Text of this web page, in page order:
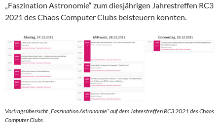
„Faszination Astronomie“ zum diesjährigen Jahrestreffen RC3
2021 des Chaos Computer Clubs beisteuern konnten.
Vortragsübersicht „Faszination Astronomie“ auf dem Jahrestreffen RC3 2021 des Chaos
Computer Clubs.